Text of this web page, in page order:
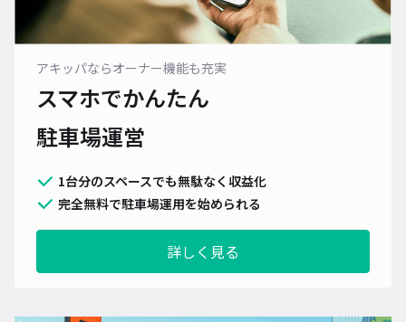
アキッパならオーナー機能も充実
スマホでかんたん
駐車場運営
1台分のスペースでも無駄なく収益化
完全無料で駐車場運用を始められる
詳しく見る